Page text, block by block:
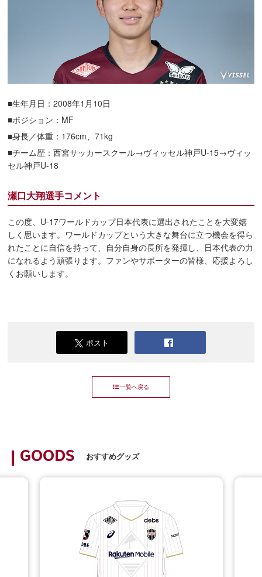
■生年月日：2008年1月10日
■ポジション：MF
■身長／体重：176cm、71kg
■チーム歴：西宮サッカースクール→ヴィッセル神戸U-15→ヴィッ
セル神戸U-18
瀬口大翔選手コメント
この度、U-17ワールドカップ日本代表に選出されたことを大変嬉
しく思います。ワールドカップという大きな舞台に立つ機会を得ら
れたことに自信を持って、自分自身の長所を発揮し、日本代表の力
になれるよう頑張ります。ファンやサポーターの皆様、応援よろし
くお願いします。
ポスト
一覧へ戻る
GOODS おすすめグッズ